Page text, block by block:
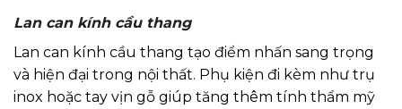
Lan can kính cầu thang
Lan can kính cầu thang tạo điểm nhấn sang trọng
và hiện đại trong nội thất. Phụ kiện đi kèm như trụ
inox hoặc tay vịn gỗ giúp tăng thêm tính thẩm mỹ